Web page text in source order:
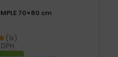
70×80 cm
(1x)